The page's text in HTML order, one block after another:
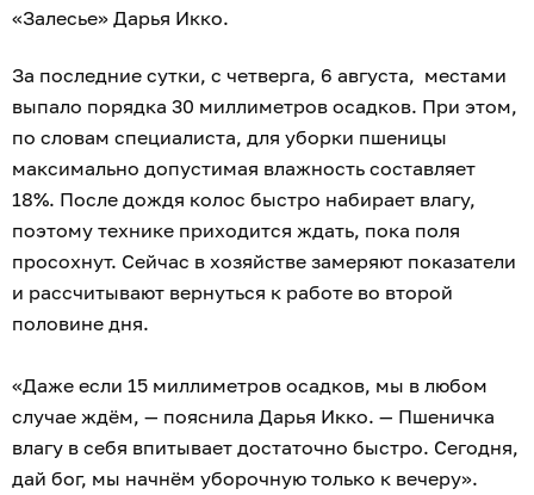
«Залесье» Дарья Икко.
За последние сутки, с четверга, 6 августа, местами
выпало порядка 30 миллиметров осадков. При этом,
по словам специалиста, для уборки пшеницы
максимально допустимая влажность составляет
18%. После дождя колос быстро набирает влагу,
поэтому технике приходится ждать, пока поля
просохнут. Сейчас в хозяйстве замеряют показатели
и рассчитывают вернуться к работе во второй
половине дня.
«Даже если 15 миллиметров осадков, мы в любом
случае ждём, — пояснила Дарья Икко. — Пшеничка
влагу в себя впитывает достаточно быстро. Сегодня,
дай бог, мы начнём уборочную только к вечеру».